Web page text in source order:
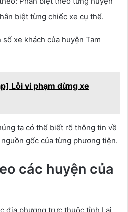
biệt từng chiếc xe cụ thể.
xe khách của huyện Tam
Lỗi vi phạm dừng xe
ta có thể biết rõ thông tin về
gốc của từng phương tiện.
các huyện của
địa phương trực thuộc tỉnh Lai